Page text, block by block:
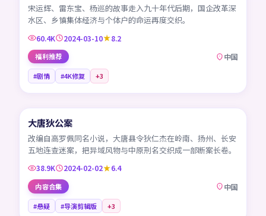
宋运辉、雷东宝、杨巡的故事走入九十年代后期，国企改革深
水区、乡镇集体经济与个体户的命运再度交织。
60.4K 2024-03-10 8.2
福利推荐 中国
#剧情 #4K修复 +3
CN
大唐狄公案
改编自高罗佩同名小说，大唐县令狄仁杰在岭南、扬州、长安
五地连查迷案，把异域风物与中原刑名交织成一部断案长卷。
38.9K 2024-02-02 6.4
内容合集 中国
#悬疑 #导演剪辑版 +3